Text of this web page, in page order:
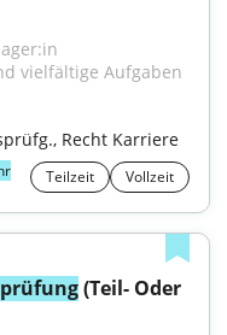
vielfältige Aufgaben
Recht Karriere
Teilzeit Vollzeit
(Teil- Oder